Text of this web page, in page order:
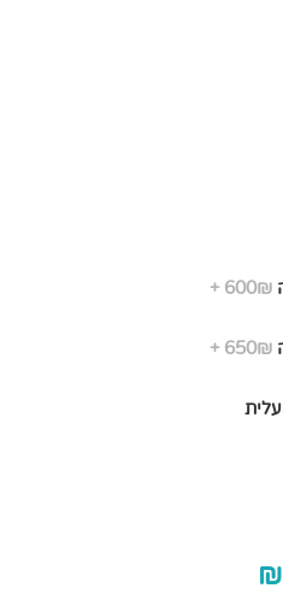
600₪ +
650₪ +
₪